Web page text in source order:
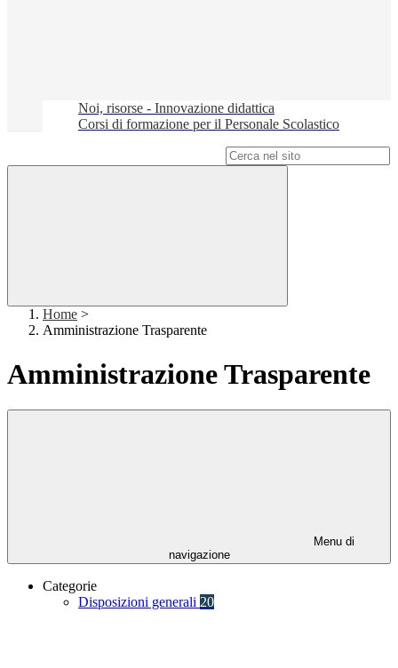
Noi, risorse - Innovazione didattica
Corsi di formazione per il Personale Scolastico
Home >
Amministrazione Trasparente
Amministrazione Trasparente
Menu di
navigazione
Categorie
Disposizioni generali 20